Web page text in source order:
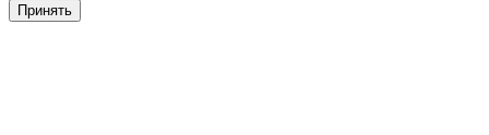
Принять